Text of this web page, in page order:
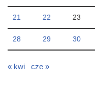
21 22 23
28 29 30
« kwi cze »